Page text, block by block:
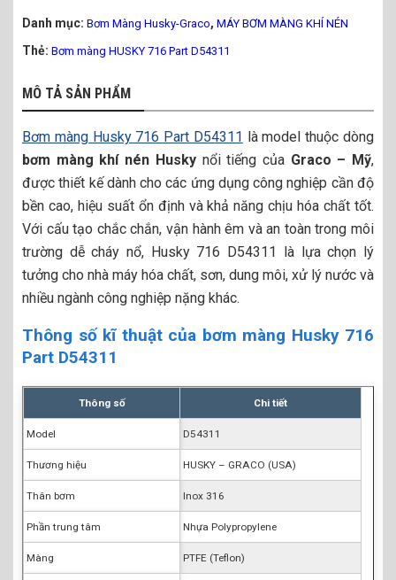
Danh mục: Bơm Màng Husky-Graco, MÁY BƠM MÀNG KHÍ NÉN
Thẻ: Bơm màng HUSKY 716 Part D54311
MÔ TẢ SẢN PHẨM
Bơm màng Husky 716 Part D54311 là model thuộc dòng
bơm màng khí nén Huskynổi tiếng của Graco – Mỹ,
được thiết kế dành cho các ứng dụng công nghiệp cần độ
bền cao, hiệu suất ổn định và khả năng chịu hóa chất tốt.
Với cấu tạo chắc chắn, vận hành êm và an toàn trong môi
trường dễ cháy nổ, Husky 716 D54311 là lựa chọn lý
tưởng cho nhà máy hóa chất, sơn, dung môi, xử lý nước và
nhiều ngành công nghiệp nặng khác.
Thông số kĩ thuật của bơm màng Husky 716
Part D54311
Thông số Chi tiết
Model D54311
Thương hiệu HUSKY – GRACO (USA)
Thân bơm Inox 316
Phần trung tâm Nhựa Polypropylene
Màng PTFE (Teflon)